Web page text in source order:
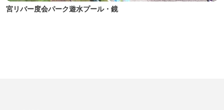
宮リバー度会パーク遊水プール・鏡